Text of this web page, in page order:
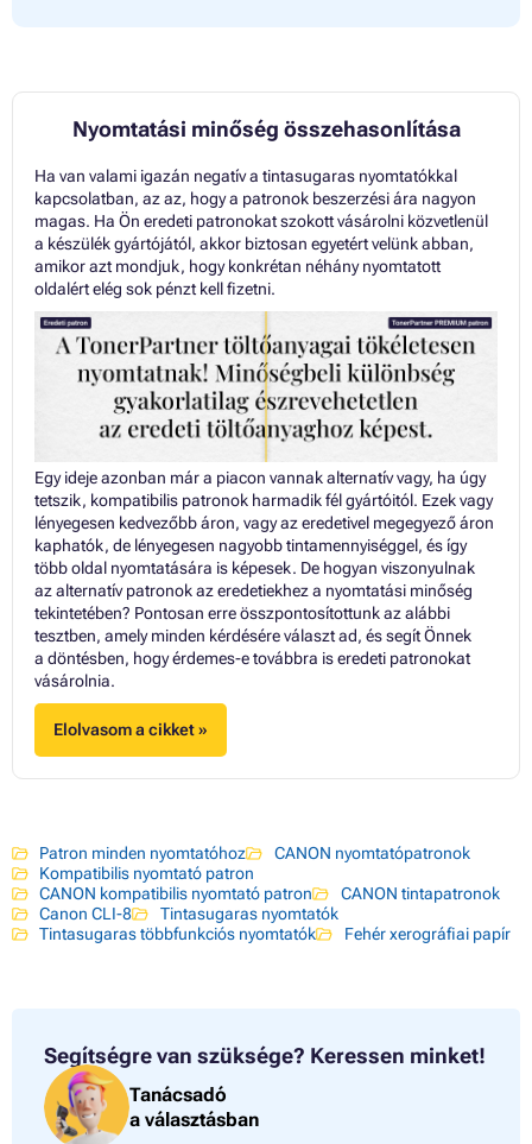
Nyomtatási minőség összehasonlítása
Ha van valami igazán negatív a tintasugaras nyomtatókkal
kapcsolatban, az az, hogy a patronok beszerzési ára nagyon
magas. Ha Ön eredeti patronokat szokott vásárolni közvetlenül
a készülék gyártójától, akkor biztosan egyetért velünk abban,
amikor azt mondjuk, hogy konkrétan néhány nyomtatott
oldalért elég sok pénzt kell fizetni.
Egy ideje azonban már a piacon vannak alternatív vagy, ha úgy
tetszik, kompatibilis patronok harmadik fél gyártóitól. Ezek vagy
lényegesen kedvezőbb áron, vagy az eredetivel megegyező áron
kaphatók, de lényegesen nagyobb tintamennyiséggel, és így
több oldal nyomtatására is képesek. De hogyan viszonyulnak
az alternatív patronok az eredetiekhez a nyomtatási minőség
tekintetében? Pontosan erre összpontosítottunk az alábbi
tesztben, amely minden kérdésére választ ad, és segít Önnek
a döntésben, hogy érdemes-e továbbra is eredeti patronokat
vásárolnia.
Elolvasom a cikket »
Patron minden nyomtatóhoz
CANON nyomtatópatronok
Kompatibilis nyomtató patron
CANON kompatibilis nyomtató patron
CANON tintapatronok
Canon CLI-8
Tintasugaras nyomtatók
Tintasugaras többfunkciós nyomtatók
Fehér xerográfiai papír
Segítségre van szüksége? Keressen minket!
Tanácsadó
a választásban